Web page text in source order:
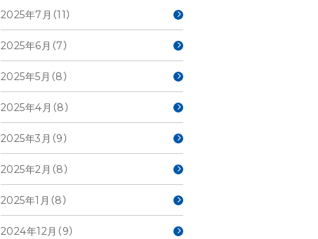
2025年7月（11）
2025年6月（7）
2025年5月（8）
2025年4月（8）
2025年3月（9）
2025年2月（8）
2025年1月（8）
2024年12月（9）